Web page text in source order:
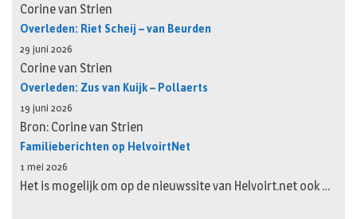
Corine van Strien
Overleden: Riet Scheij – van Beurden
29 juni 2026
Corine van Strien
Overleden: Zus van Kuijk – Pollaerts
19 juni 2026
Bron: Corine van Strien
Familieberichten op HelvoirtNet
1 mei 2026
Het is mogelijk om op de nieuwssite van Helvoirt.net ook …